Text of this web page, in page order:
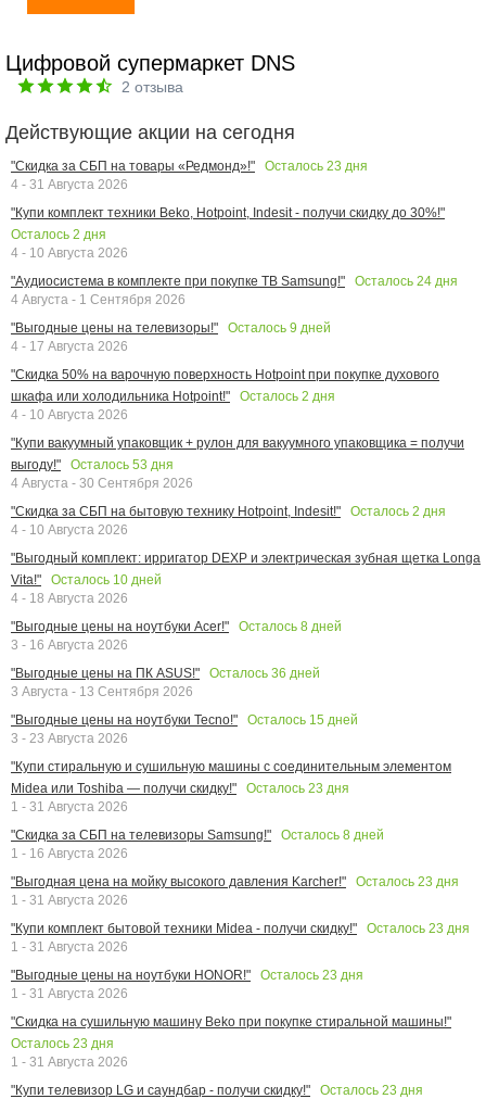
Цифровой супермаркет DNS
2 отзыва
Действующие акции на сегодня
"Скидка за СБП на товары «Редмонд»!" Осталось 23 дня
4 - 31 Августа 2026
"Купи комплект техники Beko, Hotpoint, Indesit - получи скидку до 30%!"
Осталось 2 дня
4 - 10 Августа 2026
"Аудиосистема в комплекте при покупке ТВ Samsung!"
Осталось 24 дня
4 Августа - 1 Сентября 2026
"Выгодные цены на телевизоры!"
Осталось 9 дней
4 - 17 Августа 2026
"Скидка 50% на варочную поверхность Hotpoint при покупке духового
шкафа или холодильника Hotpoint!"
Осталось 2 дня
4 - 10 Августа 2026
"Купи вакуумный упаковщик + рулон для вакуумного упаковщика = получи
выгоду!"
Осталось 53 дня
4 Августа - 30 Сентября 2026
"Скидка за СБП на бытовую технику Hotpoint, Indesit!"
Осталось 2 дня
4 - 10 Августа 2026
"Выгодный комплект: ирригатор DEXP и электрическая зубная щетка Longa
Vita!"
Осталось 10 дней
4 - 18 Августа 2026
"Выгодные цены на ноутбуки Acer!"
Осталось 8 дней
3 - 16 Августа 2026
"Выгодные цены на ПК ASUS!"
Осталось 36 дней
3 Августа - 13 Сентября 2026
"Выгодные цены на ноутбуки Tecno!"
Осталось 15 дней
3 - 23 Августа 2026
"Купи стиральную и сушильную машины с соединительным элементом
Midea или Toshiba — получи скидку!"
Осталось 23 дня
1 - 31 Августа 2026
"Скидка за СБП на телевизоры Samsung!"
Осталось 8 дней
1 - 16 Августа 2026
"Выгодная цена на мойку высокого давления Karcher!"
Осталось 23 дня
1 - 31 Августа 2026
"Купи комплект бытовой техники Midea - получи скидку!"
Осталось 23 дня
1 - 31 Августа 2026
"Выгодные цены на ноутбуки HONOR!"
Осталось 23 дня
1 - 31 Августа 2026
"Скидка на сушильную машину Beko при покупке стиральной машины!"
Осталось 23 дня
1 - 31 Августа 2026
"Купи телевизор LG и саундбар - получи скидку!"
Осталось 23 дня